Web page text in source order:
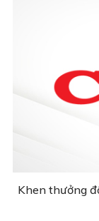
Khen thưởng